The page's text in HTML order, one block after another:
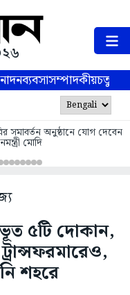
ব্যবসাসম্পাদকীয়
সমাবর্তন অনুষ্ঠানে যোগ দেবেন
মোদি
৫টি দোকান,
শহরে